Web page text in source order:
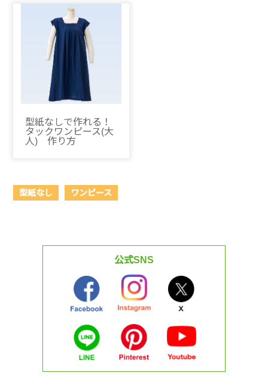
型紙なしで作れる！
タックワンピース(大
人) 作り方
型紙なし ワンピース
公式SNS